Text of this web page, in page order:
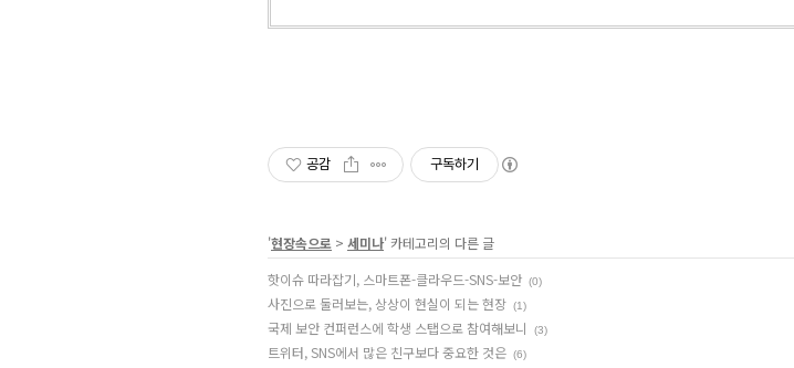
공감 구독하기
'현장속으로 > 세미나' 카테고리의 다른 글
핫이슈 따라잡기, 스마트폰-클라우드-SNS-보안 (0)
사진으로 둘러보는, 상상이 현실이 되는 현장 (1)
국제 보안 컨퍼런스에 학생 스탭으로 참여해보니 (3)
트위터, SNS에서 많은 친구보다 중요한 것은 (6)